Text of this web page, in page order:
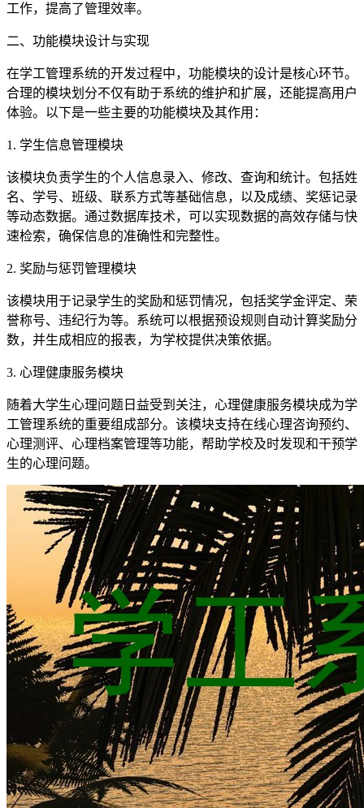
工作，提高了管理效率。
二、功能模块设计与实现
在学工管理系统的开发过程中，功能模块的设计是核心环节。
合理的模块划分不仅有助于系统的维护和扩展，还能提高用户
体验。以下是一些主要的功能模块及其作用：
1. 学生信息管理模块
该模块负责学生的个人信息录入、修改、查询和统计。包括姓
名、学号、班级、联系方式等基础信息，以及成绩、奖惩记录
等动态数据。通过数据库技术，可以实现数据的高效存储与快
速检索，确保信息的准确性和完整性。
2. 奖励与惩罚管理模块
该模块用于记录学生的奖励和惩罚情况，包括奖学金评定、荣
誉称号、违纪行为等。系统可以根据预设规则自动计算奖励分
数，并生成相应的报表，为学校提供决策依据。
3. 心理健康服务模块
随着大学生心理问题日益受到关注，心理健康服务模块成为学
工管理系统的重要组成部分。该模块支持在线心理咨询预约、
心理测评、心理档案管理等功能，帮助学校及时发现和干预学
生的心理问题。